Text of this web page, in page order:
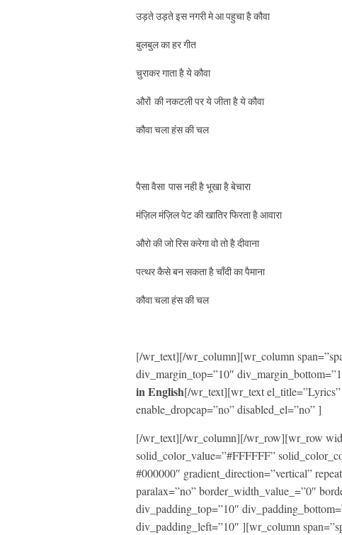
उड़ते उड़ते इस नगरी मे आ पहुचा है कौवा
बुलबुल का हर गीत
चुराकर गाता है ये कौवा
औरों की नकटली पर ये जीता है ये कौवा
कौवा चला हंस की चल
पैसा वैसा पास नही है भूखा है बेचारा
मंज़िल मंज़िल पेट की खातिर फिरता है आवारा
औरो की जो रिस करेगा वो तो है दीवाना
पत्थर कैसे बन सकता है चाँदी का पैमाना
कौवा चला हंस की चल
[/wr_text][/wr_column][wr_column
div_margin_top=”10″
in English[/wr_text][wr_text
enable_dropcap=”no” disabled_el=”no” ]
[/wr_text][/wr_column][/wr_row][wr_row
solid_color_value=”#FFFFFF”
#000000″ gradient_direction=”vertical”
paralax=”no” border_width_value_=”0″
div_padding_top=”10″
div_padding_left=”10″ ][wr_column